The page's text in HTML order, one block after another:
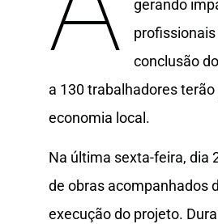
gerando
conclusão
a 130 trabalhadores
economia local.
Na última sexta-feira, dia
de obras acompanhados
execução do projeto.